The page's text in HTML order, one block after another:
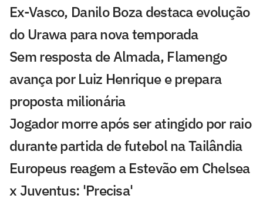
Ex-Vasco, Danilo Boza destaca evolução
do Urawa para nova temporada
Sem resposta de Almada, Flamengo
avança por Luiz Henrique e prepara
proposta milionária
Jogador morre após ser atingido por raio
durante partida de futebol na Tailândia
Europeus reagem a Estevão em Chelsea
x Juventus: 'Precisa'